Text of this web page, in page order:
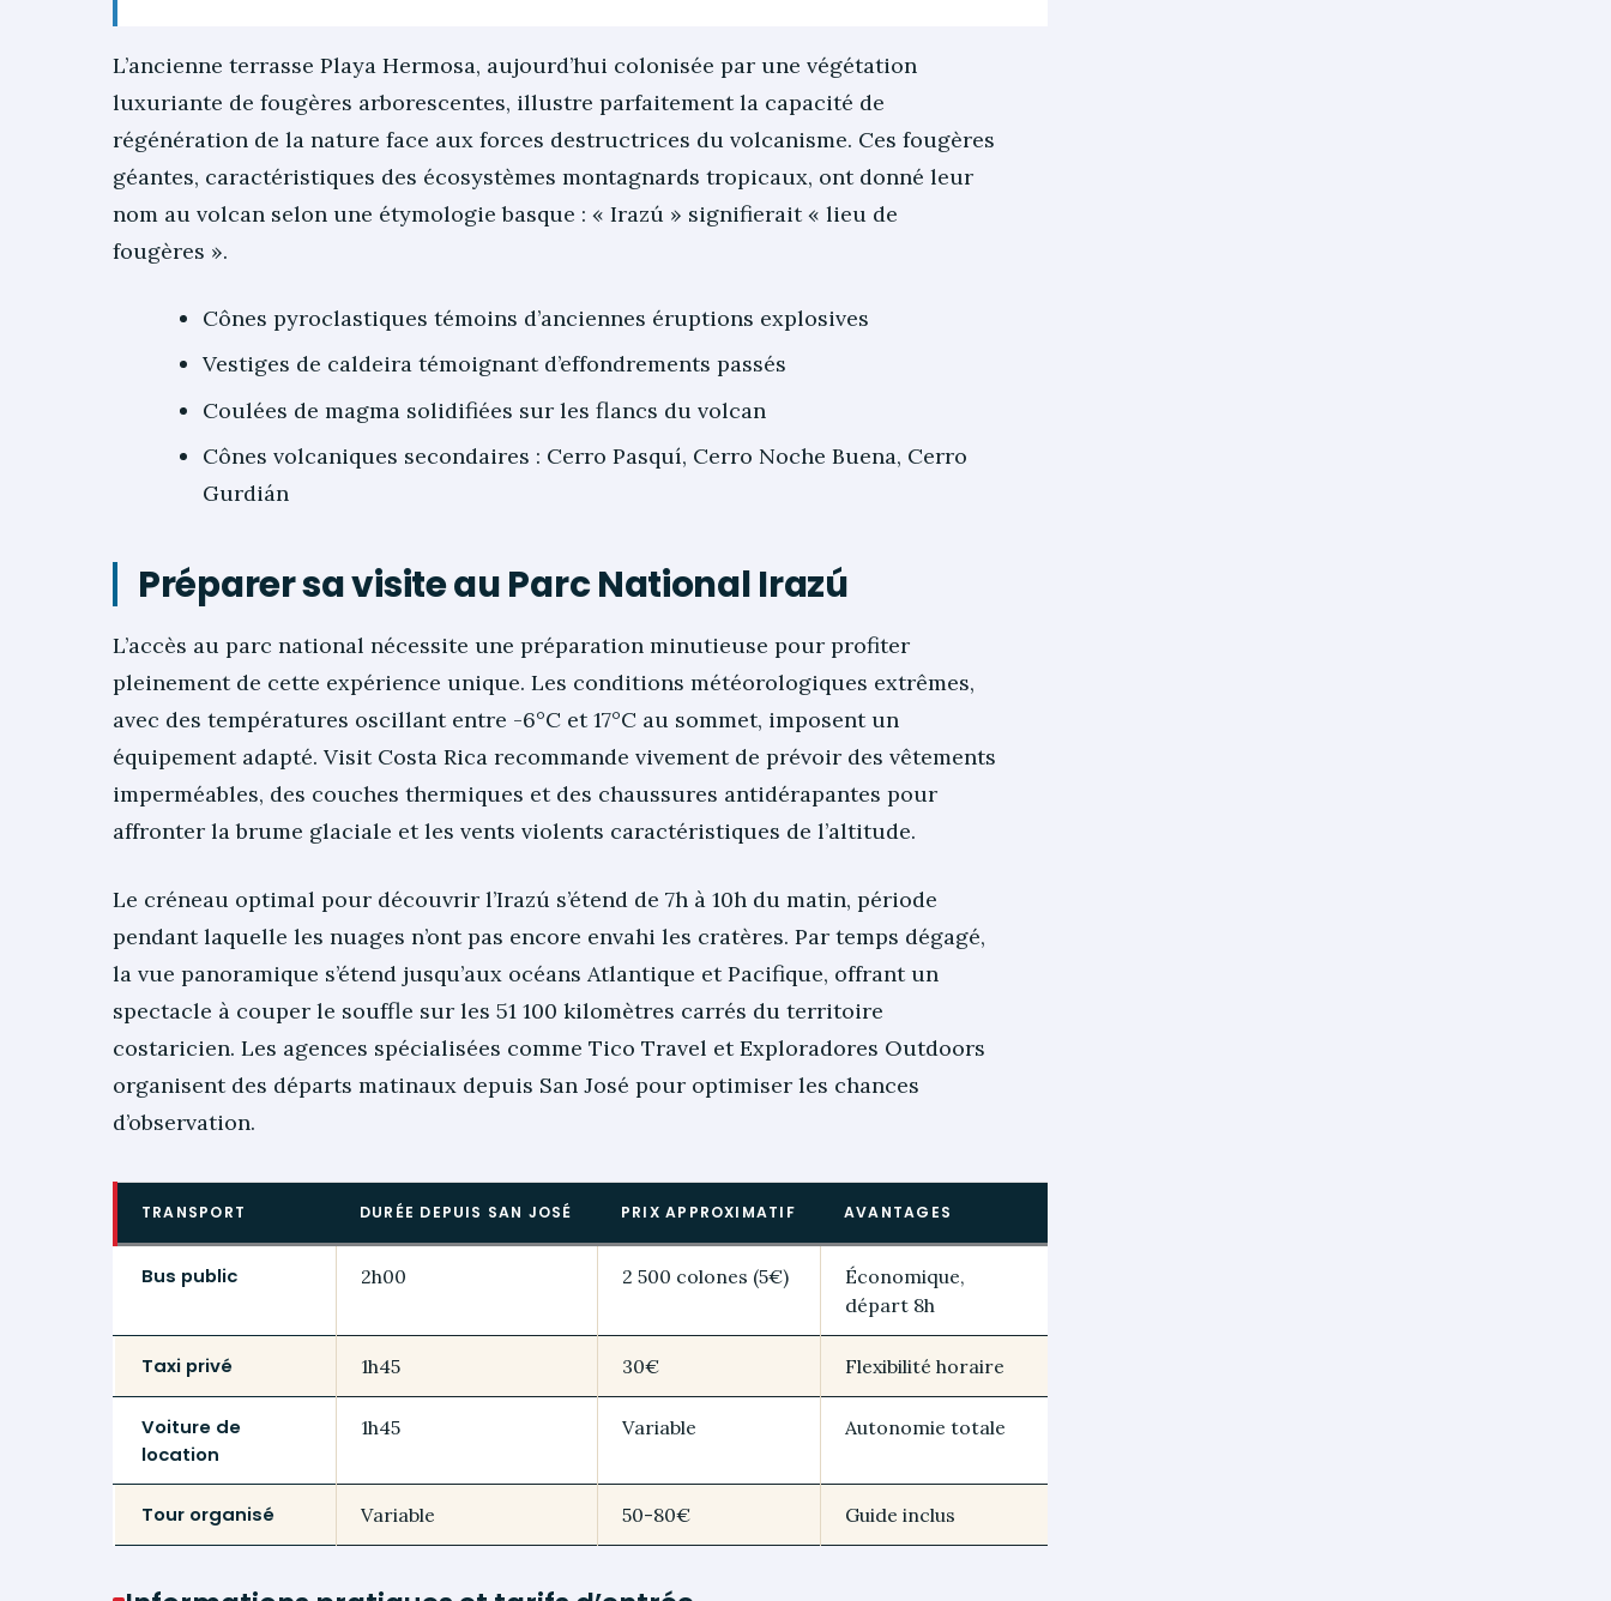
L’ancienne terrasse Playa Hermosa, aujourd’hui colonisée par une végétation
luxuriante de fougères arborescentes, illustre parfaitement la capacité de
régénération de la nature face aux forces destructrices du volcanisme. Ces fougères
géantes, caractéristiques des écosystèmes montagnards tropicaux, ont donné leur
nom au volcan selon une étymologie basque : « Irazú » signifierait « lieu de
fougères ».
Cônes pyroclastiques témoins d’anciennes éruptions explosives
Vestiges de caldeira témoignant d’effondrements passés
Coulées de magma solidifiées sur les flancs du volcan
Cônes volcaniques secondaires : Cerro Pasquí, Cerro Noche Buena, Cerro
Gurdián
Préparer sa visite au Parc National Irazú
L’accès au parc national nécessite une préparation minutieuse pour profiter
pleinement de cette expérience unique. Les conditions météorologiques extrêmes,
avec des températures oscillant entre -6°C et 17°C au sommet, imposent un
équipement adapté. Visit Costa Rica recommande vivement de prévoir des vêtements
imperméables, des couches thermiques et des chaussures antidérapantes pour
affronter la brume glaciale et les vents violents caractéristiques de l’altitude.
Le créneau optimal pour découvrir l’Irazú s’étend de 7h à 10h du matin, période
pendant laquelle les nuages n’ont pas encore envahi les cratères. Par temps dégagé,
la vue panoramique s’étend jusqu’aux océans Atlantique et Pacifique, offrant un
spectacle à couper le souffle sur les 51 100 kilomètres carrés du territoire
costaricien. Les agences spécialisées comme Tico Travel et Exploradores Outdoors
organisent des départs matinaux depuis San José pour optimiser les chances
d’observation.
TRANSPORT DURÉE DEPUIS SAN JOSÉ PRIX APPROXIMATIF AVANTAGES
Bus public 2h00 2 500 colones (5€)
Économique,
départ 8h
Taxi privé 1h45 30€ Flexibilité horaire
Voiture de
location
1h45 Variable Autonomie totale
Tour organisé Variable 50-80€ Guide inclus